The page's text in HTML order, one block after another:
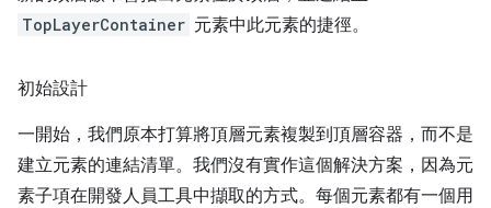
TopLayerContainer 元素中此元素的捷徑。
初始設計
一開始，我們原本打算將頂層元素複製到頂層容器，而不是
建立元素的連結清單。我們沒有實作這個解決方案，因為元
素子項在開發人員工具中擷取的方式。每個元素都有一個用